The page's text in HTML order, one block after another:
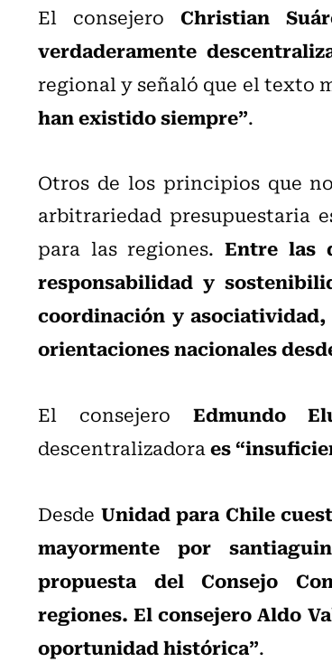
El consejeroChristian
verdaderamente
regional y señaló que el texto
han existido siempre”.
Otros de los principios que
arbitrariedad presupuestaria
para las regiones.Entre las
responsabilidad y
coordinación y
orientaciones nacionales
El consejero Edmundo
descentralizadoraes
Desde Unidad para Chile
mayormente por
propuesta del Consejo
regiones. El consejero Aldo
oportunidad histórica”.